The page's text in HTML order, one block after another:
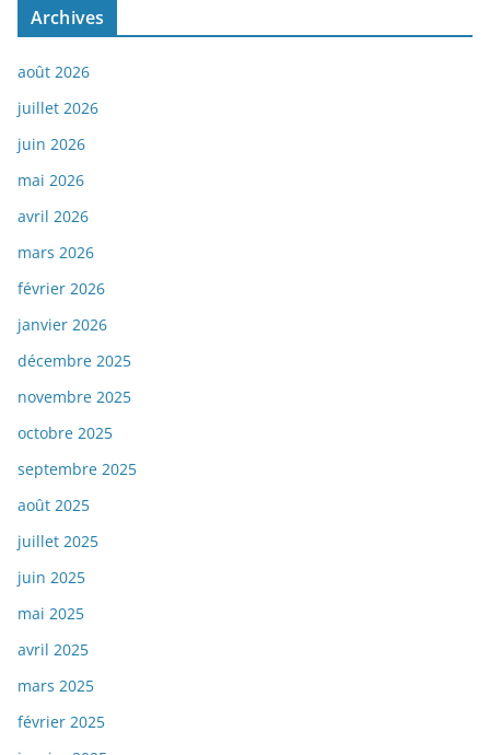
Archives
août 2026
juillet 2026
juin 2026
mai 2026
avril 2026
mars 2026
février 2026
janvier 2026
décembre 2025
novembre 2025
octobre 2025
septembre 2025
août 2025
juillet 2025
juin 2025
mai 2025
avril 2025
mars 2025
février 2025